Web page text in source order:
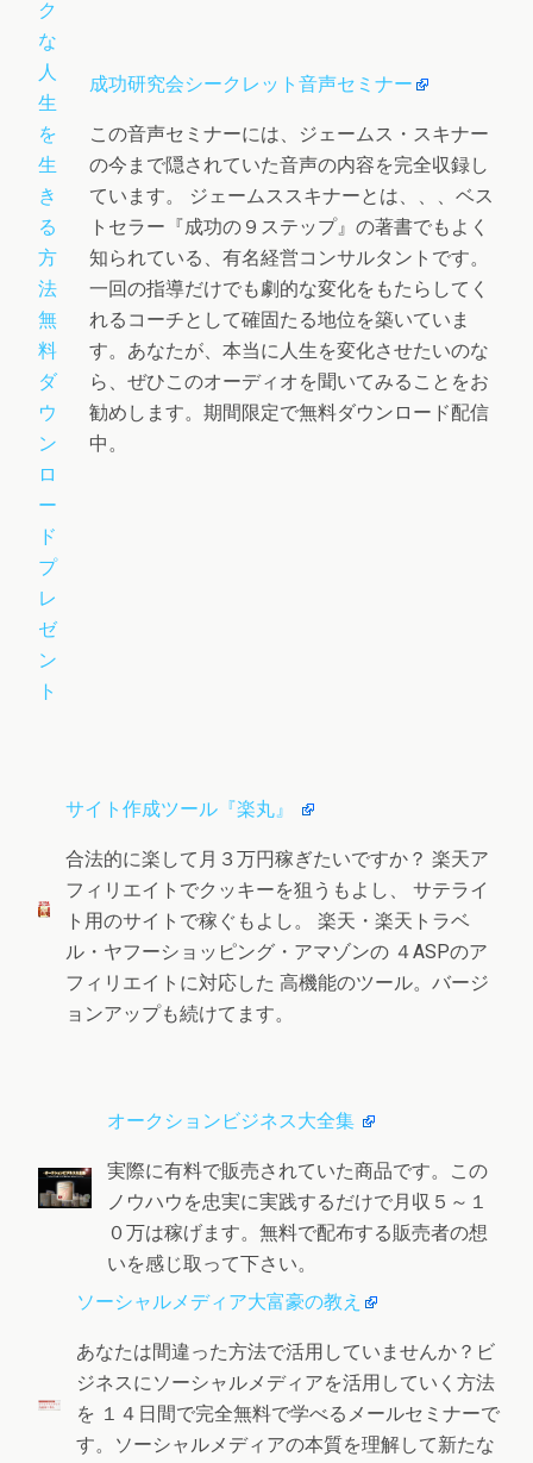
成功研究会シークレット音声セミナー
この音声セミナーには、ジェームス・スキナー
の今まで隠されていた音声の内容を完全収録し
ています。 ジェームススキナーとは、、、ベス
トセラー『成功の９ステップ』の著書でもよく
知られている、有名経営コンサルタントです。
一回の指導だけでも劇的な変化をもたらしてく
れるコーチとして確固たる地位を築いていま
す。あなたが、本当に人生を変化させたいのな
ら、ぜひこのオーディオを聞いてみることをお
勧めします。期間限定で無料ダウンロード配信
中。
サイト作成ツール『楽丸』
合法的に楽して月３万円稼ぎたいですか？ 楽天ア
フィリエイトでクッキーを狙うもよし、 サテライ
ト用のサイトで稼ぐもよし。 楽天・楽天トラベ
ル・ヤフーショッピング・アマゾンの ４ASPのア
フィリエイトに対応した 高機能のツール。バージ
ョンアップも続けてます。
オークションビジネス大全集
実際に有料で販売されていた商品です。この
ノウハウを忠実に実践するだけで月収５～１
０万は稼げます。無料で配布する販売者の想
いを感じ取って下さい。
ソーシャルメディア大富豪の教え
あなたは間違った方法で活用していませんか？ビ
ジネスにソーシャルメディアを活用していく方法
を １４日間で完全無料で学べるメールセミナーで
す。ソーシャルメディアの本質を理解して新たな